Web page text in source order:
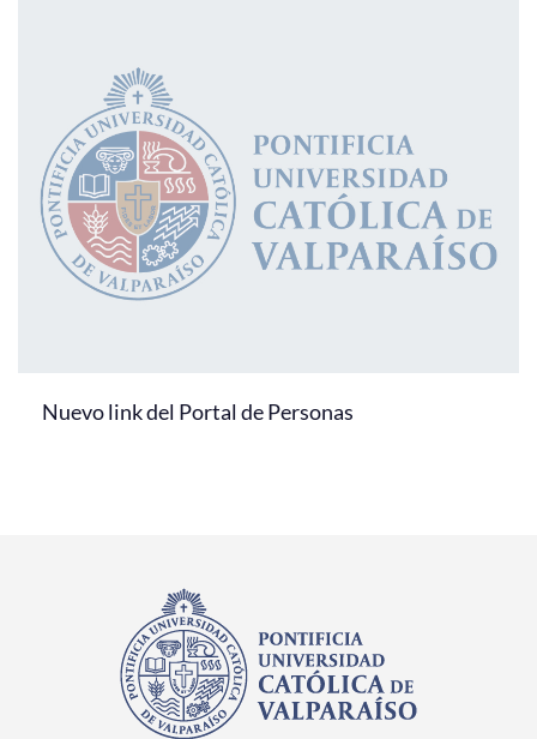
Nuevo link del Portal de Personas